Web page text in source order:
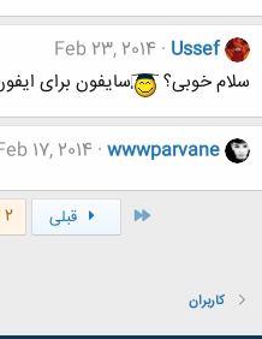
Ussef
Feb 23, 2014
سلام خوبی؟
سایفون برای
wwwparvane
17, 2014
اول قبلی 2 از 21
کاربران